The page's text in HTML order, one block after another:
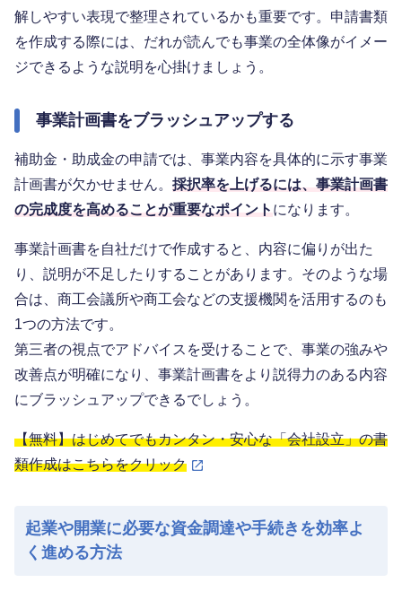
解しやすい表現で整理されているかも重要です。申請書類
を作成する際には、だれが読んでも事業の全体像がイメー
ジできるような説明を心掛けましょう。
事業計画書をブラッシュアップする
補助金・助成金の申請では、事業内容を具体的に示す事業
計画書が欠かせません。 採択率を上げるには、事業計画書
の完成度を高めることが重要なポイント になります。
事業計画書を自社だけで作成すると、内容に偏りが出た
り、説明が不足したりすることがあります。そのような場
合は、商工会議所や商工会などの支援機関を活用するのも
1つの方法です。
第三者の視点でアドバイスを受けることで、事業の強みや
改善点が明確になり、事業計画書をより説得力のある内容
にブラッシュアップできるでしょう。
【無料】はじめてでもカンタン・安心な「会社設立」の書
類作成はこちらをクリック
起業や開業に必要な資金調達や手続きを効率よ
く進める方法